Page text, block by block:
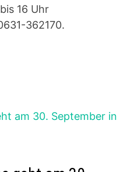
16 Uhr
362170.